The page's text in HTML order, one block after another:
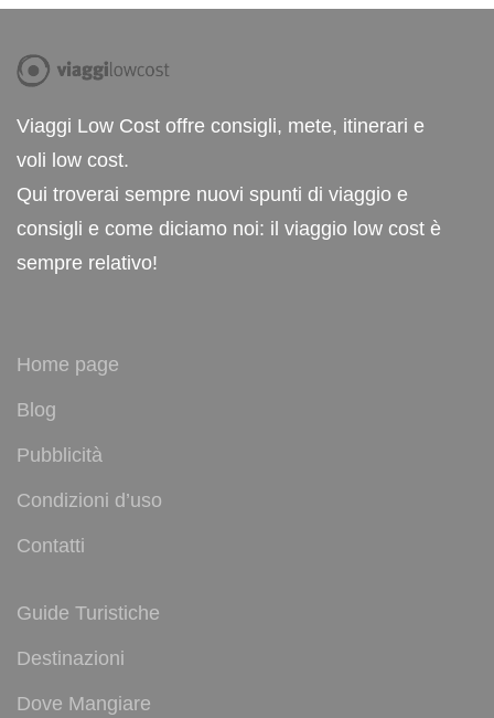
Viaggi Low Cost offre consigli, mete, itinerari e
voli low cost.
Qui troverai sempre nuovi spunti di viaggio e
consigli e come diciamo noi: il viaggio low cost è
sempre relativo!
Home page
Blog
Pubblicità
Condizioni d’uso
Contatti
Guide Turistiche
Destinazioni
Dove Mangiare